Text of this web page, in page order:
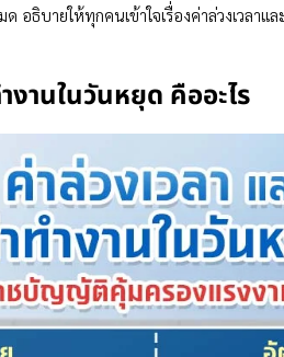
อธิบายให้ทุกคนเข้าใจเรื่องค่าล่วงเวลา
งานในวันหยุด คืออะไร